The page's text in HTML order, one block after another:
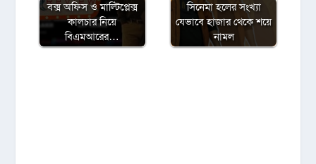
বক্স অফিস ও মাল্টিপ্লেক্স
কালচার নিয়ে
বিএমআরের…
সিনেমা হলের সংখ্যা
যেভাবে হাজার থেকে শয়ে
নামল